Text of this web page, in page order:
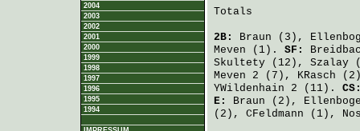
2004
2003
2002
2001
2000
1999
1998
1997
1996
1995
1994
Totals
2B: Braun (3),
Meven (1). SF:
Skultety (12), Szalay
Meven 2 (7), KRasch
YWildenhain 2 (11).
E: Braun (2),
(2), CFeldmann (1),